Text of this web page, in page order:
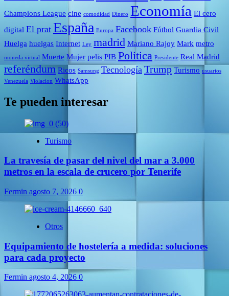
Champions League cine comodidad Dinero Economía El cero
digital El prat España Europa Facebook Fútbol Guardia Civil
Huelga huelgas Internet Ley madrid Mariano Rajoy Mark metro
moneda virtual Muerte Mujer pelis PIB Politica Presidente Real Madrid
referéndum Ricos Samsung Tecnología Trump Turismo usuarios
Venezuela Violacion WhatsApp
Te pueden interesar
Turismo
La travesía de pasar del nivel del mar a 3.000
metros en la escala de crucero por Tenerife
Fermin agosto 7, 2026 0
Otros
Equipamiento de hostelería a medida: soluciones
para cada proyecto
Fermin agosto 4, 2026 0